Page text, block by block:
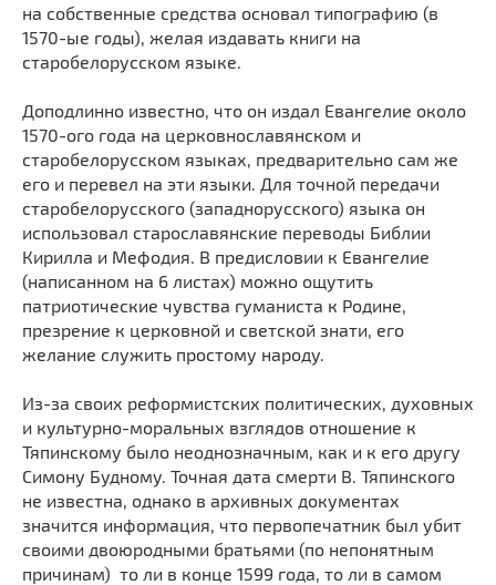
на собственные средства основал типографию (в
1570-ые годы), желая издавать книги на
старобелорусском языке.
Доподлинно известно, что он издал Евангелие около
1570-ого года на церковнославянском и
старобелорусском языках, предварительно сам же
его и перевел на эти языки. Для точной передачи
старобелорусского (западнорусского) языка он
использовал старославянские переводы Библии
Кирилла и Мефодия. В предисловии к Евангелие
(написанном на 6 листах) можно ощутить
патриотические чувства гуманиста к Родине,
презрение к церковной и светской знати, его
желание служить простому народу.
Из-за своих реформистских политических, духовных
и культурно-моральных взглядов отношение к
Тяпинскому было неоднозначным, как и к его другу
Симону Будному. Точная дата смерти В. Тяпинского
не известна, однако в архивных документах
значится информация, что первопечатник был убит
своими двоюродными братьями (по непонятным
причинам) то ли в конце 1599 года, то ли в самом